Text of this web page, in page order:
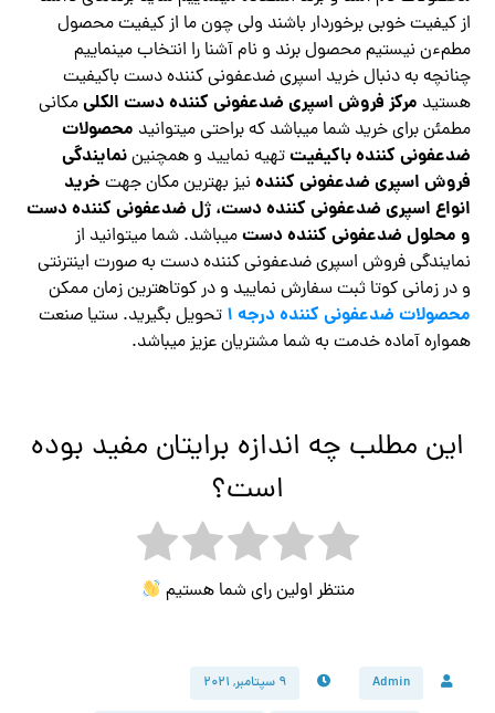
از کیفیت خوبی برخوردار باشند ولی چون ما از کیفیت محصول
مطمءن نیستیم محصول برند و نام آشنا را انتخاب مینماییم
چنانچه به دنبال خرید اسپری ضدعفونی کننده دست باکیفیت
هستید مرکز فروش اسپری ضدعفونی کننده دست الکلیمکانی
مطمئن برای خرید شما میباشد که براحتی میتوانید محصولات
ضدعفونی کننده باکیفیتتهیه نمایید و همچنیننمایندگی
فروش اسپری ضدعفونی کننده نیز بهترین مکان جهت خرید
انواع اسپری ضدعفونی کننده دست، ژل ضدعفونی کننده دست
و محلول ضدعفونی کننده دستمیباشد. شما میتوانید از
نمایندگی فروش اسپری ضدعفونی کننده دست به صورت اینترنتی
و در زمانی کوتا ثبت سفارش نمایید و در کوتاهترین زمان ممکن
محصولات ضدعفونی کننده درجه ۱ تحویل بگیرید. ستیا صنعت
همواره آماده خدمت به شما مشتریان عزیز میباشد.
این مطلب چه اندازه برایتان مفید بوده
است؟
منتظر اولین رای شما هستیم
Admin ۹ سپتامبر, ۲۰۲۱